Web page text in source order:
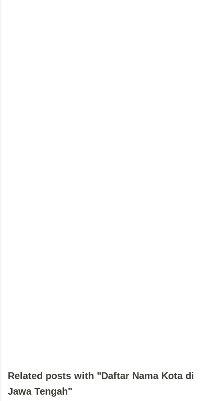
Related posts with "Daftar Nama Kota di
Jawa Tengah"